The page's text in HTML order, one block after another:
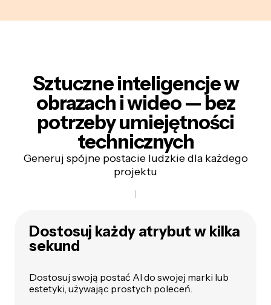
Sztuczne inteligencje w
obrazach i wideo — bez
potrzeby umiejętności
technicznych
Generuj spójne postacie ludzkie dla każdego
projektu
Dostosuj każdy atrybut w kilka
sekund
Dostosuj swoją postać AI do swojej marki lub
estetyki, używając prostych poleceń.